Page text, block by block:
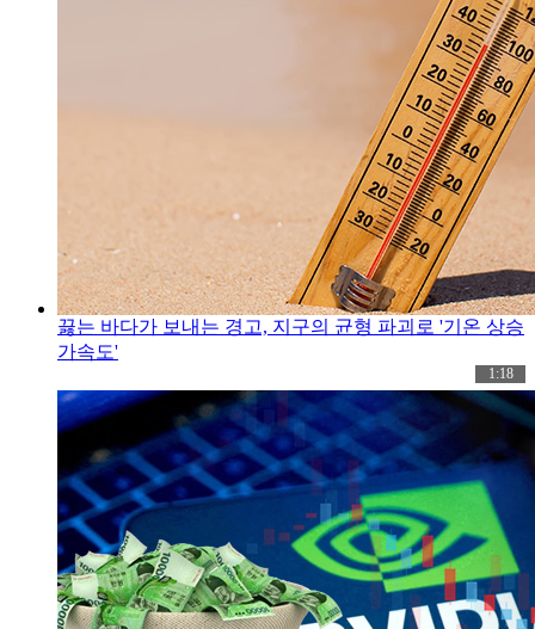
끓는 바다가 보내는 경고, 지구의 균형 파괴로 '기온 상승
가속도'
1:18